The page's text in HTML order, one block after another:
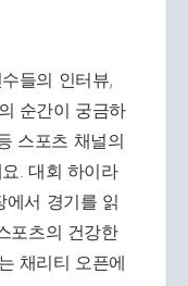
들의 인터뷰,
순간이 궁금하
스포츠 채널의
. 대회 하이라
에서 경기를 읽
포츠의 건강한
채리티 오픈에